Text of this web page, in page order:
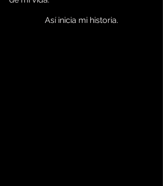
Así inicia mi historia.